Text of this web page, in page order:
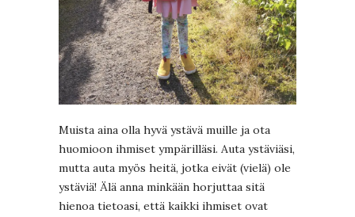
Muista aina olla hyvä ystävä muille ja ota
huomioon ihmiset ympärilläsi. Auta ystäviäsi,
mutta auta myös heitä, jotka eivät (vielä) ole
ystäviä! Älä anna minkään horjuttaa sitä
hienoa tietoasi, että kaikki ihmiset ovat